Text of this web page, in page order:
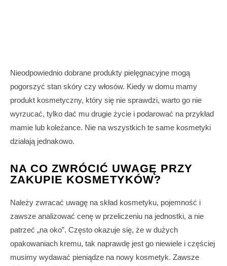
Nieodpowiednio dobrane produkty pielęgnacyjne mogą
pogorszyć stan skóry czy włosów. Kiedy w domu mamy
produkt kosmetyczny, który się nie sprawdzi, warto go nie
wyrzucać, tylko dać mu drugie życie i podarować na przykład
mamie lub koleżance. Nie na wszystkich te same kosmetyki
działają jednakowo.
NA CO ZWRÓCIĆ UWAGĘ PRZY
ZAKUPIE KOSMETYKÓW?
Należy zwracać uwagę na skład kosmetyku, pojemność i
zawsze analizować cenę w przeliczeniu na jednostki, a nie
patrzeć „na oko”. Często okazuje się, że w dużych
opakowaniach kremu, tak naprawdę jest go niewiele i częściej
musimy wydawać pieniądze na nowy kosmetyk. Zawsze